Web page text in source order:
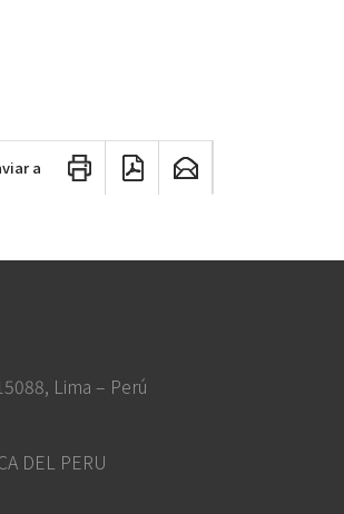
a
Lima – Perú
DEL PERU